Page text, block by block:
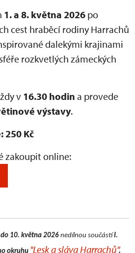
1. a 8. května 2026 po
cest hraběcí rodiny Harrachů
dalekými krajinami
rozkvetlých zámeckých
v 16.30 hodin a provede
výstavy.
250 Kč
zakoupit online:
10. května 2026 nedílnou součástíI.
okruhu "Lesk a sláva Harrachů".